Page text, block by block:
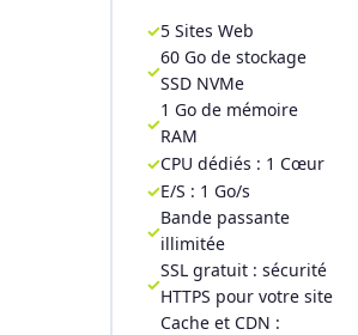
5 Sites Web
60 Go de stockage
SSD NVMe
1 Go de mémoire
RAM
CPU dédiés : 1 Cœur
E/S : 1 Go/s
Bande passante
illimitée
SSL gratuit : sécurité
HTTPS pour votre site
Cache et CDN :